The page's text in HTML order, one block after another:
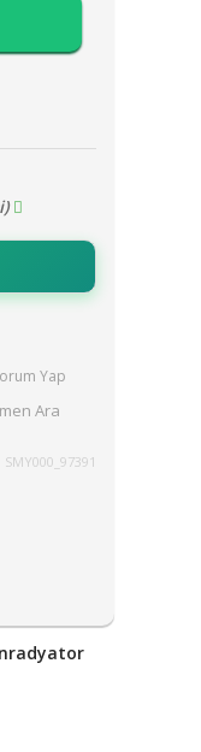
Yap
Ara
SMY000_97391